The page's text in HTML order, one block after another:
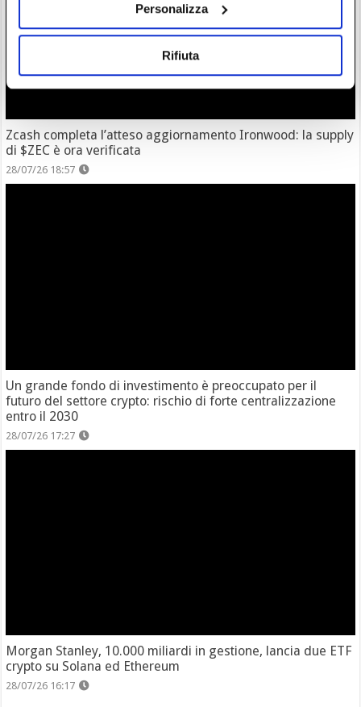
Personalizza
Rifiuta
Zcash completa l’atteso aggiornamento Ironwood: la supply
di $ZEC è ora verificata
28/07/26 18:57
Un grande fondo di investimento è preoccupato per il
futuro del settore crypto: rischio di forte centralizzazione
entro il 2030
28/07/26 17:27
Morgan Stanley, 10.000 miliardi in gestione, lancia due ETF
crypto su Solana ed Ethereum
28/07/26 16:17